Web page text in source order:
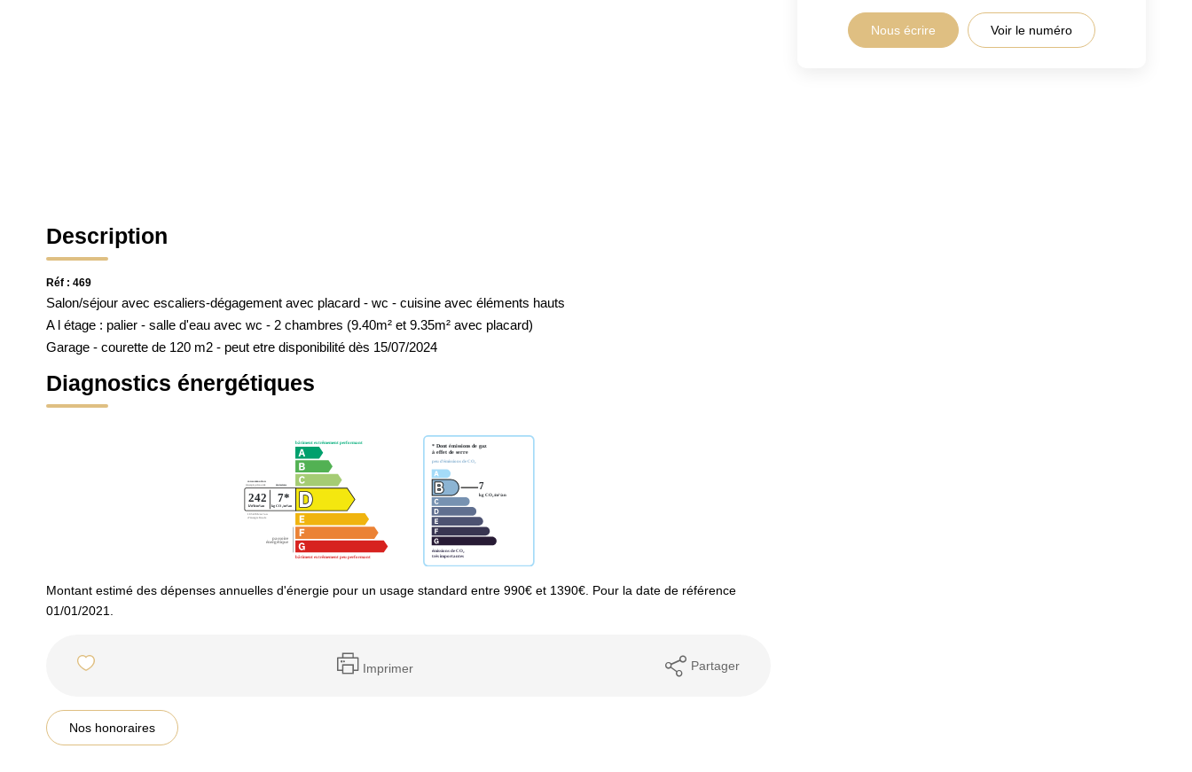
Description
Réf : 469
Salon/séjour avec escaliers-dégagement avec placard - wc - cuisine avec éléments hauts
A l étage : palier - salle d'eau avec wc - 2 chambres (9.40m² et 9.35m² avec placard)
Garage - courette de 120 m2 - peut etre disponibilité dès 15/07/2024
Diagnostics énergétiques
Montant estimé des dépenses annuelles d'énergie pour un usage standard entre 990€ et 1390€. Pour la date de référence
01/01/2021.
Imprimer Partager
Nos honoraires
Nous écrire Voir le numéro